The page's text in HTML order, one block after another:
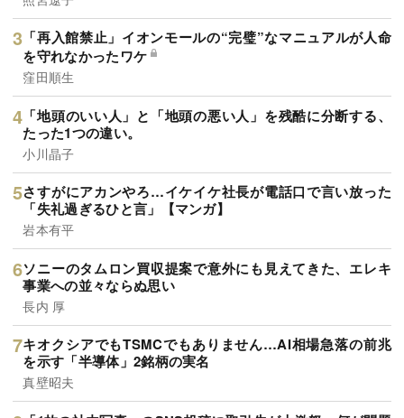
「再入館禁止」イオンモールの“完璧”なマニュアルが人命
を守れなかったワケ
窪田順生
「地頭のいい人」と「地頭の悪い人」を残酷に分断する、
たった1つの違い。
小川晶子
さすがにアカンやろ…イケイケ社長が電話口で言い放った
「失礼過ぎるひと言」【マンガ】
岩本有平
ソニーのタムロン買収提案で意外にも見えてきた、エレキ
事業への並々ならぬ思い
長内 厚
キオクシアでもTSMCでもありません…AI相場急落の前兆
を示す「半導体」2銘柄の実名
真壁昭夫